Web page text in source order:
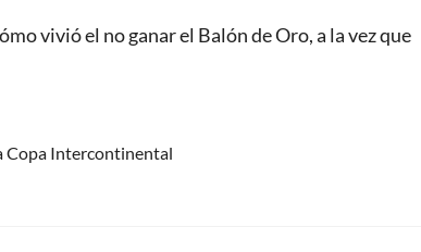
vivió el no ganar el Balón de Oro, a la vez que
Copa Intercontinental